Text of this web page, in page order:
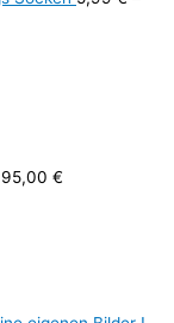
95,00 €